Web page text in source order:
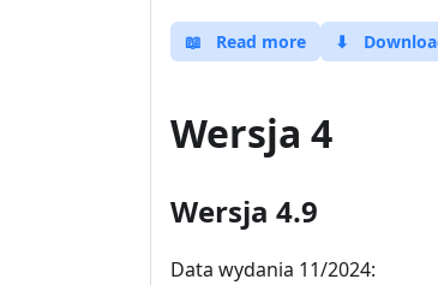
📖 Read more ⬇
Wersja 4
Wersja 4.9
Data wydania 11/2024: